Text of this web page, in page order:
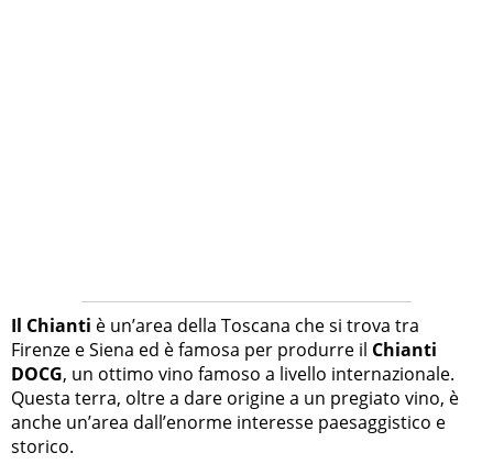
Il Chianti è un’area della Toscana che si trova tra
Firenze e Siena ed è famosa per produrre il Chianti
DOCG, un ottimo vino famoso a livello internazionale.
Questa terra, oltre a dare origine a un pregiato vino, è
anche un’area dall’enorme interesse paesaggistico e
storico.